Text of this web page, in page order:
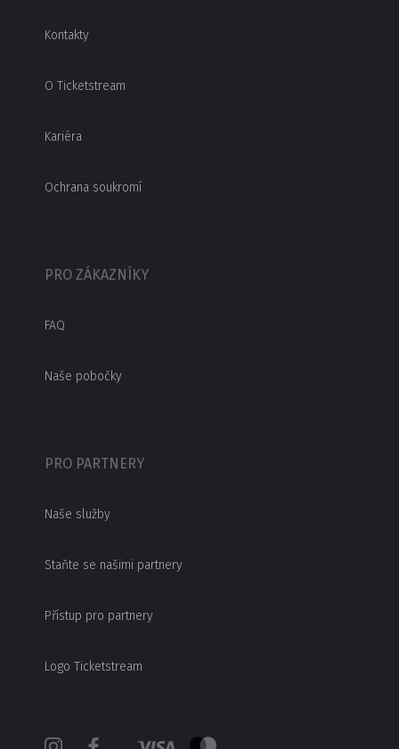
Kontakty
O Ticketstream
Kariéra
Ochrana soukromí
PRO ZÁKAZNÍKY
FAQ
Naše pobočky
PRO PARTNERY
Naše služby
Staňte se našimi partnery
Přístup pro partnery
Logo Ticketstream